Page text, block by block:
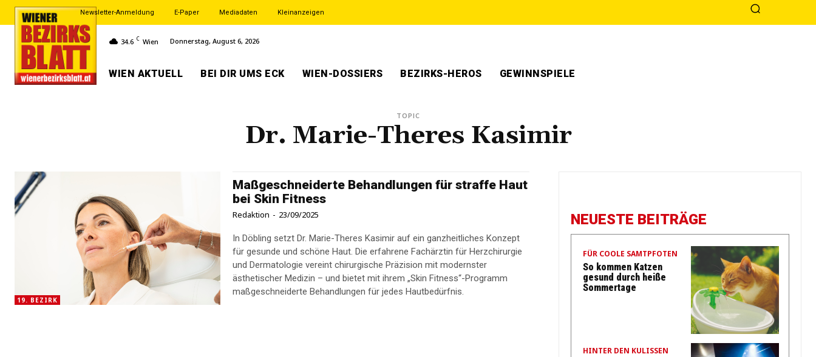
Newsletter-Anmeldung E-Paper Mediadaten Kleinanzeigen
34.6 C Wien Donnerstag, August 6, 2026
WIEN AKTUELL BEI DIR UMS ECK WIEN-DOSSIERS BEZIRKS-HEROS GEWINNSPIELE
TOPIC
Dr. Marie-Theres Kasimir
19. BEZIRK
Maßgeschneiderte Behandlungen für straffe Haut
bei Skin Fitness
Redaktion - 23/09/2025
In Döbling setzt Dr. Marie-Theres Kasimir auf ein ganzheitliches Konzept
für gesunde und schöne Haut. Die erfahrene Fachärztin für Herzchirurgie
und Dermatologie vereint chirurgische Präzision mit modernster
ästhetischer Medizin – und bietet mit ihrem „Skin Fitness“-Programm
maßgeschneiderte Behandlungen für jedes Hautbedürfnis.
NEUESTE BEITRÄGE
FÜR COOLE SAMTPFOTEN
So kommen Katzen
gesund durch heiße
Sommertage
HINTER DEN KULISSEN